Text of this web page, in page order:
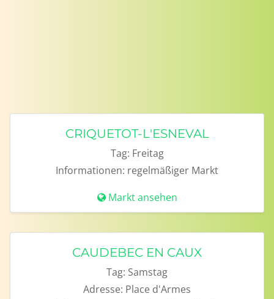
CRIQUETOT-L'ESNEVAL
Tag: Freitag
Informationen: regelmäßiger Markt
Markt ansehen
CAUDEBEC EN CAUX
Tag: Samstag
Adresse: Place d'Armes